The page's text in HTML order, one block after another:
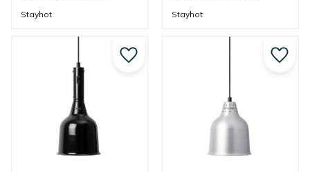
fastmontering.
kabel och höjd som finns
Stayhot
fastmontering.
kabel och höjd som finns
Stayhot
Lägg till i favoriter Lägg